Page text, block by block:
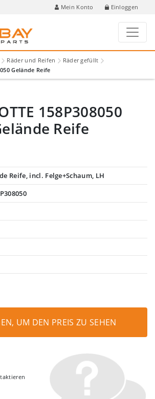
Mein Konto Einloggen
Räder und Reifen
Räder gefüllt
Gelände Reife
158P308050
Reife
Reife, incl. Felge+Schaum, LH
UM DEN PREIS ZU SEHEN